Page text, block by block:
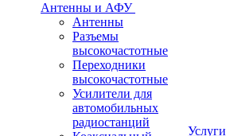
Антенны и АФУ
Антенны
Разъемы
высокочастотные
Переходники
высокочастотные
Усилители для
автомобильных
радиостанций
Услуги